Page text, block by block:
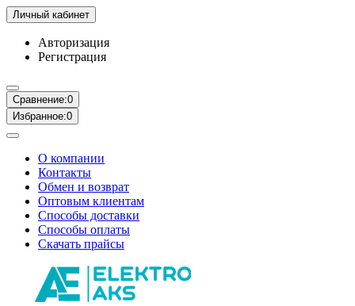
Личный кабинет
Авторизация
Регистрация
Сравнение:0
Избранное:0
О компании
Контакты
Обмен и возврат
Оптовым клиентам
Способы доставки
Способы оплаты
Скачать прайсы